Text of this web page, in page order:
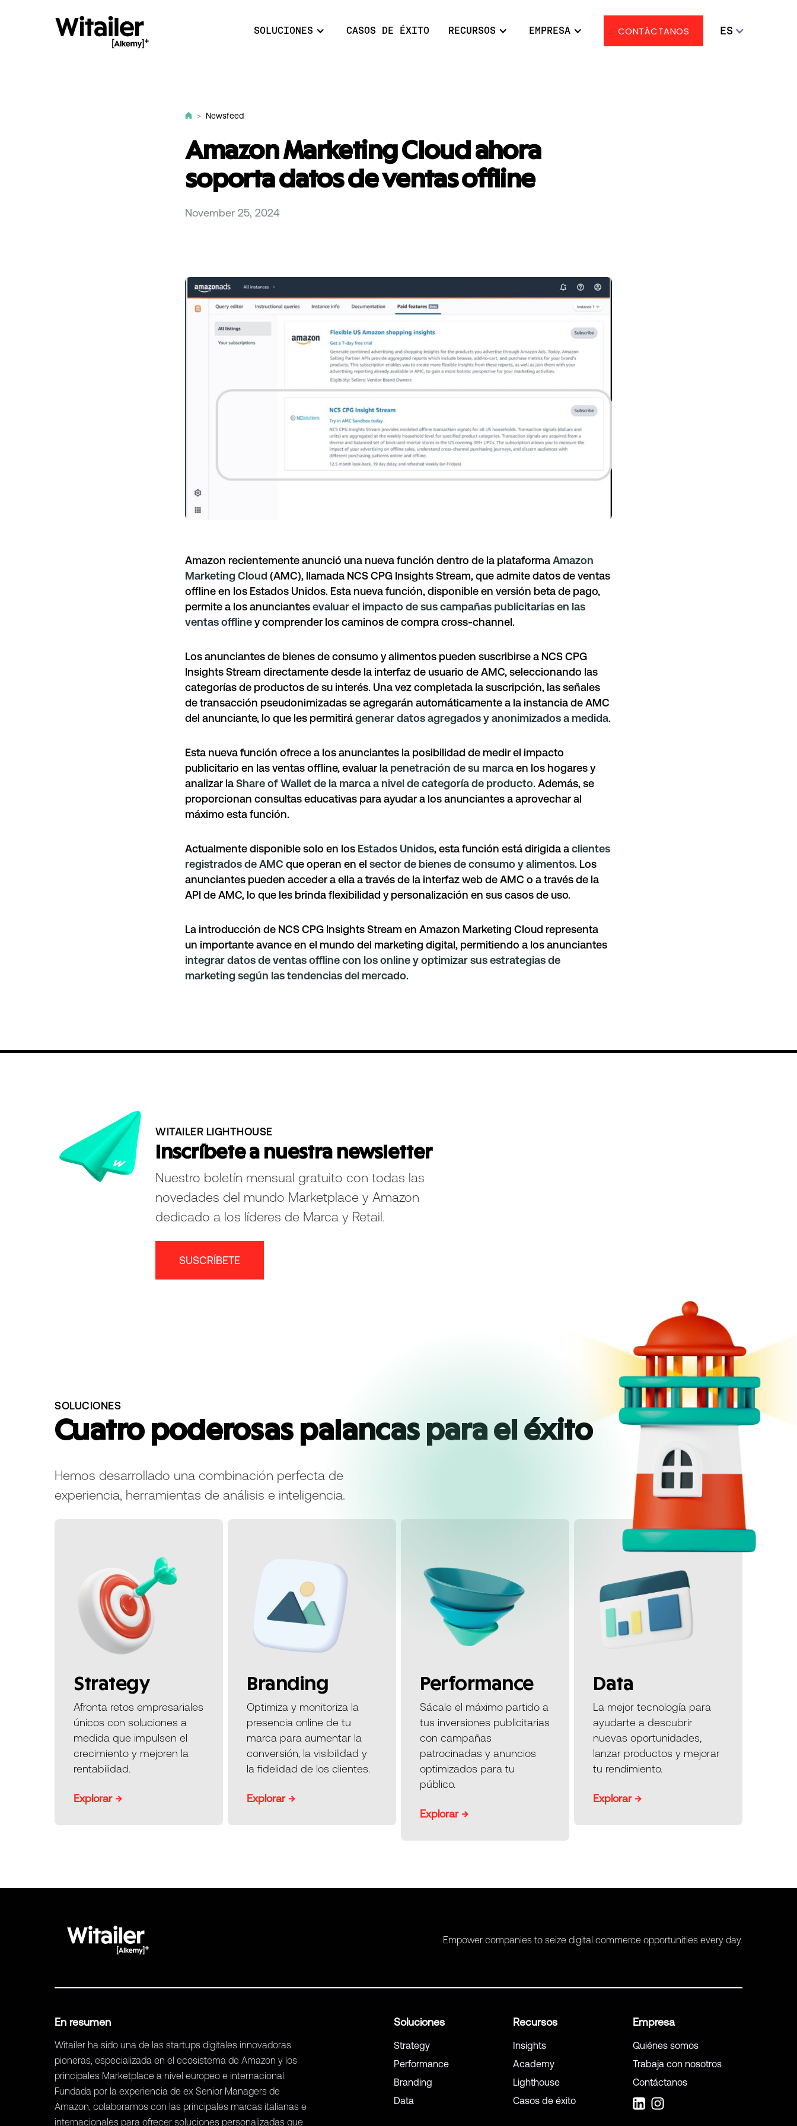
SOLUCIONES CASOS DE ÉXITO RECURSOS EMPRESA CONTÁCTANOS ES
> Newsfeed
Amazon Marketing Cloud ahora
soporta datos de ventas offline
November 25, 2024
Amazon recientemente anunció una nueva función dentro de la plataformaAmazon
Marketing Cloud (AMC), llamada NCS CPG Insights Stream, que admite datos de ventas
offline en los Estados Unidos. Esta nueva función, disponible en versión beta de pago,
permite a los anunciantesevaluar el impacto de sus campañas publicitarias en las
ventas offliney comprender los caminos de compra cross-channel.
Los anunciantes de bienes de consumo y alimentos pueden suscribirse a NCS CPG
Insights Stream directamente desde la interfaz de usuario de AMC, seleccionando las
categorías de productos de su interés. Una vez completada la suscripción, las señales
de transacción pseudonimizadas se agregarán automáticamente a la instancia de AMC
del anunciante, lo que les permitirágenerar datos agregados y anonimizados a medida.
Esta nueva función ofrece a los anunciantes la posibilidad de medir el impacto
publicitario en las ventas offline, evaluar la penetración de su marcaen los hogares y
analizar laShare of Wallet de la marca a nivel de categoría de producto. Además, se
proporcionan consultas educativas para ayudar a los anunciantes a aprovechar al
máximo esta función.
Actualmente disponible solo en los Estados Unidos, esta función está dirigida aclientes
registrados de AMC que operan en el sector de bienes de consumo y alimentos. Los
anunciantes pueden acceder a ella a través de la interfaz web de AMC o a través de la
API de AMC, lo que les brinda flexibilidad y personalización en sus casos de uso.
La introducción de NCS CPG Insights Stream en Amazon Marketing Cloud representa
un importante avance en el mundo del marketing digital, permitiendo a los anunciantes
integrar datos de ventas offline con los online y optimizar sus estrategias de
marketing según las tendencias del mercado.
WITAILER LIGHTHOUSE
Inscríbete a nuestra newsletter
Nuestro boletín mensual gratuito con todas las
novedades del mundo Marketplace y Amazon
dedicado a los líderes de Marca y Retail.
SUSCRÍBETE
SOLUCIONES
Cuatro poderosas palancas para el éxito
Hemos desarrollado una combinación perfecta de
experiencia, herramientas de análisis e inteligencia.
Strategy
Afronta retos empresariales
únicos con soluciones a
medida que impulsen el
crecimiento y mejoren la
rentabilidad.
Explorar →
Branding
Optimiza y monitoriza la
presencia online de tu
marca para aumentar la
conversión, la visibilidad y
la fidelidad de los clientes.
Explorar →
Performance
Sácale el máximo partido a
tus inversiones publicitarias
con campañas
patrocinadas y anuncios
optimizados para tu
público.
Explorar →
Data
La mejor tecnología para
ayudarte a descubrir
nuevas oportunidades,
lanzar productos y mejorar
tu rendimiento.
Explorar →
Empower companies to seize digital commerce opportunities every day.
En resumen
Witailer ha sido una de las startups digitales innovadoras
pioneras, especializada en el ecosistema de Amazon y los
principales Marketplace a nivel europeo e internacional.
Fundada por la experiencia de ex Senior Managers de
Amazon, colaboramos con las principales marcas italianas e
internacionales para ofrecer soluciones personalizadas que
Soluciones
Strategy
Performance
Branding
Data
Recursos
Insights
Academy
Lighthouse
Casos de éxito
Empresa
Quiénes somos
Trabaja con nosotros
Contáctanos